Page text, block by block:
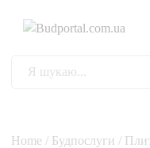
Home / Будпослуги /